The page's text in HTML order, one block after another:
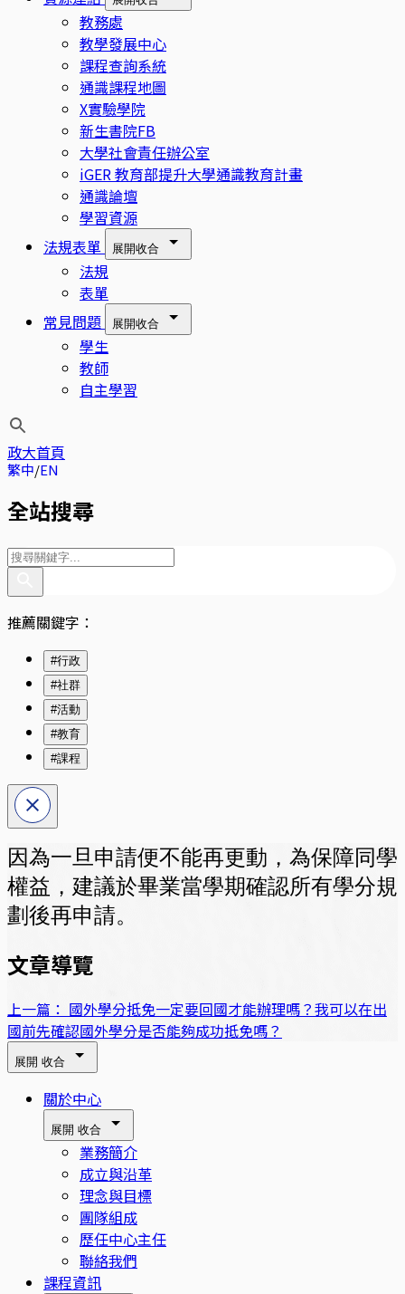
教務處
教學發展中心
課程查詢系統
通識課程地圖
X實驗學院
新生書院FB
大學社會責任辦公室
iGER 教育部提升大學通識教育計畫
通識論壇
學習資源
法規表單
展開收合
法規
表單
常見問題
展開收合
學生
教師
自主學習
政大首頁
繁中 EN
全站搜尋
推薦關鍵字：
#行政
#社群
#活動
#教育
#課程
因為一旦申請便不能再更動，為保障同學
權益，建議於畢業當學期確認所有學分規
劃後再申請。
文章導覽
上一篇： 國外學分抵免一定要回國才能辦理嗎？我可以在出
國前先確認國外學分是否能夠成功抵免嗎？
展開 收合
關於中心
展開 收合
業務簡介
成立與沿革
理念與目標
團隊組成
歷任中心主任
聯絡我們
課程資訊